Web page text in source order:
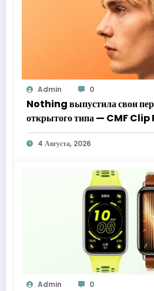
Admin 0
Nothing выпустила свои
открытого типа — CMF Clip
4 Августа, 2026
Admin 0